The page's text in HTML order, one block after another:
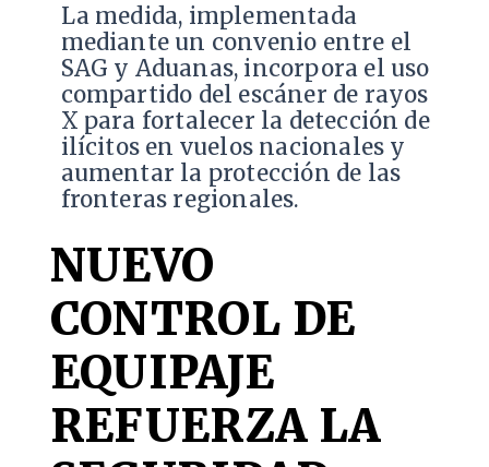
La medida, implementada
mediante un convenio entre el
SAG y Aduanas, incorpora el uso
compartido del escáner de rayos
X para fortalecer la detección de
ilícitos en vuelos nacionales y
aumentar la protección de las
fronteras regionales.
NUEVO
CONTROL DE
EQUIPAJE
REFUERZA LA